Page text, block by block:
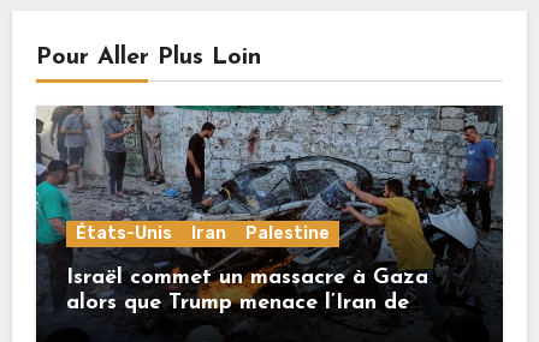
Pour Aller Plus Loin
États-Unis Iran Palestine
Israël commet un massacre à Gaza
alors que Trump menace l’Iran de
«décapitation»